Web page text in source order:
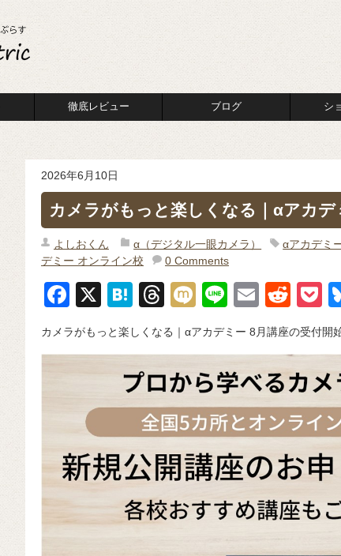
徹底レビュー ブログ シ
2026年6月10日
カメラがもっと楽しくなる｜αアカデ
よしおくん α（デジタル一眼カメラ）
αアカデミ
デミー オンライン校
0 Comments
F
c
o
k
X
H
at
e
n
a
T
hr
e
a
d
s
M
Li
e
E
m
ail
R
e
d
di
t
P
o
カメラがもっと楽しくなる｜αアカデミー 8月講座の受付開